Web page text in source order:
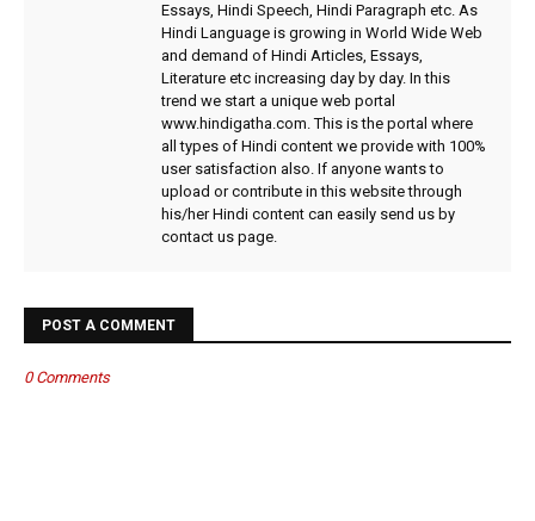
Essays, Hindi Speech, Hindi Paragraph etc. As
Hindi Language is growing in World Wide Web
and demand of Hindi Articles, Essays,
Literature etc increasing day by day. In this
trend we start a unique web portal
www.hindigatha.com. This is the portal where
all types of Hindi content we provide with 100%
user satisfaction also. If anyone wants to
upload or contribute in this website through
his/her Hindi content can easily send us by
contact us page.
POST A COMMENT
0 Comments